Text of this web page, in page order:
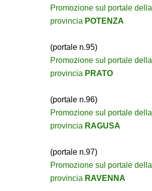
Promozione sul portale della
provincia POTENZA
(portale n.95)
Promozione sul portale della
provincia PRATO
(portale n.96)
Promozione sul portale della
provincia RAGUSA
(portale n.97)
Promozione sul portale della
provincia RAVENNA